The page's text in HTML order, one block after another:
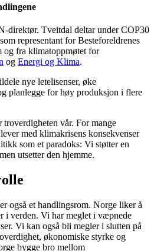
direktør. Tveitdal deltar under COP30
representant for Besteforeldrenes
og fra klimatoppmøtet for
og Energi og Klima.
nye letelisenser, øke
planlegge for høy produksjon i flere
vår. For mange
med klimakrisens konsekvenser
som et paradoks: Vi støtter en
utsetter den hjemme.
også et handlingsrom. Norge liker å
i verden. Vi har meglet i væpnede
Vi kan også bli megler i slutten på
økonomiske styrke og
bygge bro mellom